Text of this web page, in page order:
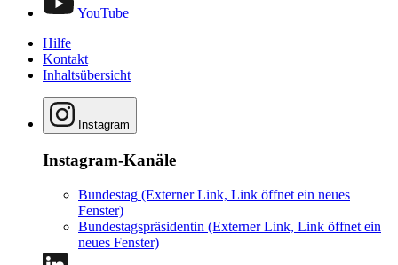
YouTube
Hilfe
Kontakt
Inhaltsübersicht
Instagram
Instagram-Kanäle
Bundestag (Externer Link, Link öffnet ein neues
Fenster)
Bundestagspräsidentin (Externer Link, Link öffnet ein
neues Fenster)